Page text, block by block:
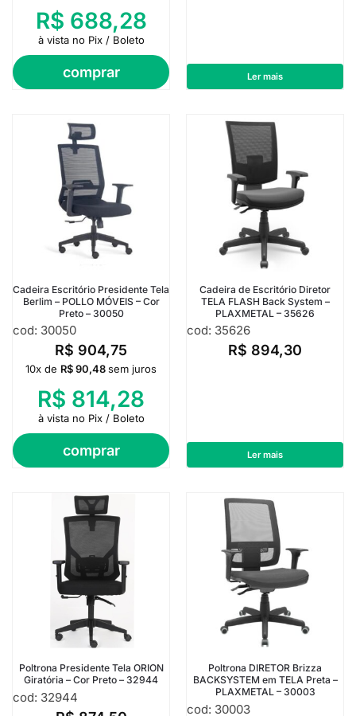
comprar
R$ 688,28
à vista no Pix / Boleto
Ler mais
Cadeira Escritório Presidente Tela
Berlim – POLLO MÓVEIS – Cor
Preto – 30050
cod: 30050
R$ 904,75
comprar
10x de R$90,48sem juros
R$ 814,28
à vista no Pix / Boleto
Cadeira de Escritório Diretor
TELA FLASH Back System –
PLAXMETAL – 35626
cod: 35626
R$ 894,30
Ler mais
Poltrona Presidente Tela ORION
Giratória – Cor Preto – 32944
cod: 32944
Poltrona DIRETOR Brizza
BACKSYSTEM em TELA Preta –
PLAXMETAL – 30003
cod: 30003